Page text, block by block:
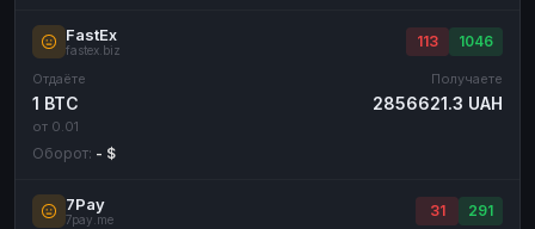
FastEx
fastex.biz
113 1046
Отдаёте
1 BTC
от 0.01
Получаете
2856621.3 UAH
Оборот: - $
7Pay
7pay.me
31 291